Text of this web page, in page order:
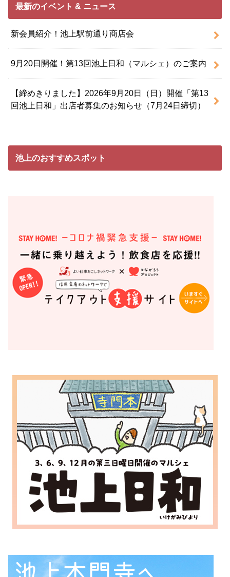
最新のイベント & ニュース
新会員紹介！池上駅前通り商店会
9月20日開催！第13回池上日和（マルシェ）のご案内
【締めきりました】2026年9月20日（日）開催「第13
回池上日和」出店者募集のお知らせ（7月24日締切）
池上のおすすめスポット